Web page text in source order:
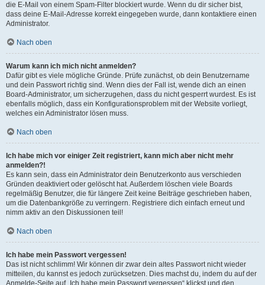
die E-Mail von einem Spam-Filter blockiert wurde. Wenn du dir sicher bist,
dass deine E-Mail-Adresse korrekt eingegeben wurde, dann kontaktiere einen
Administrator.
Nach oben
Warum kann ich mich nicht anmelden?
Dafür gibt es viele mögliche Gründe. Prüfe zunächst, ob dein Benutzername
und dein Passwort richtig sind. Wenn dies der Fall ist, wende dich an einen
Board-Administrator, um sicherzugehen, dass du nicht gesperrt wurdest. Es ist
ebenfalls möglich, dass ein Konfigurationsproblem mit der Website vorliegt,
welches ein Administrator lösen muss.
Nach oben
Ich habe mich vor einiger Zeit registriert, kann mich aber nicht mehr
anmelden?!
Es kann sein, dass ein Administrator dein Benutzerkonto aus verschieden
Gründen deaktiviert oder gelöscht hat. Außerdem löschen viele Boards
regelmäßig Benutzer, die für längere Zeit keine Beiträge geschrieben haben,
um die Datenbankgröße zu verringern. Registriere dich einfach erneut und
nimm aktiv an den Diskussionen teil!
Nach oben
Ich habe mein Passwort vergessen!
Das ist nicht schlimm! Wir können dir zwar dein altes Passwort nicht wieder
mitteilen, du kannst es jedoch zurücksetzen. Dies machst du, indem du auf der
Anmelde-Seite auf „Ich habe mein Passwort vergessen“ klickst und den